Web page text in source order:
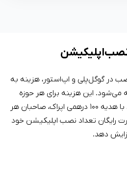
نصب اپلیکیشن
در گوگل‌پلی و اپ‌استور، هزینه به
این هزینه برای هر حوزه
کسب و کاری متفاوت است. با هدیه ۱۰۰ درهمی اپراک، صاحبان هر
رایگان تعداد نصب اپلیکیشن خود
دهد.